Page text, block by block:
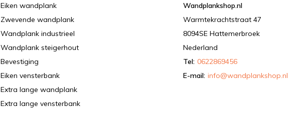
Eiken wandplank
Zwevende wandplank
Wandplank industrieel
Wandplank steigerhout
Bevestiging
Eiken vensterbank
Extra lange wandplank
Extra lange vensterbank
Wandplankshop.nl
Warmtekrachtstraat 47
8094SE Hattemerbroek
Nederland
Tel: 0622869456
E-mail: info@wandplankshop.nl